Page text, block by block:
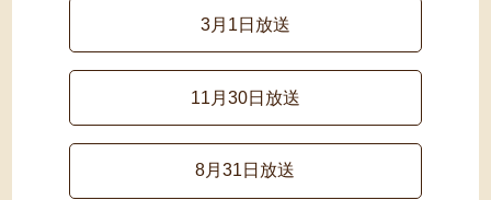
3月1日放送
11月30日放送
8月31日放送